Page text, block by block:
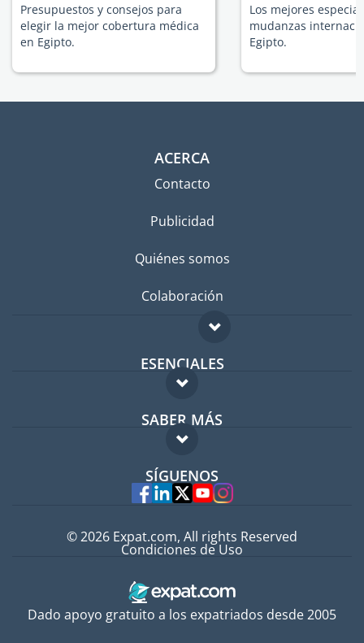
Presupuestos y consejos para
elegir la mejor cobertura médica
en Egipto.
Los mejores
mudanzas
Egipto.
ACERCA
Contacto
Publicidad
Quiénes somos
Colaboración
ESENCIALES
Foro para expatriados
Guía para expatriados
Trabajos en el extranjero
SABER MÁS
FAQ
Expertos
SÍGUENOS
Dado apoyo gratuito a los expatriados desde 2005
© 2026 Expat.com, All rights Reserved
Condiciones de Uso